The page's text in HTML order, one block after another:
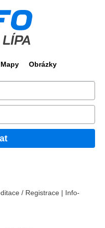
Mapy Obrázky
/ Registrace | Info-